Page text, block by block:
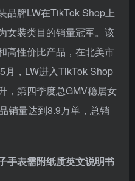
品牌LW在TikTok Shop上
女装类目的销量冠军。该
高性价比产品，在北美市
月，LW进入TikTok Shop
，第四季度总GMV稳居女
销量达到8.9万单，总销
手表需附纸质英文说明书